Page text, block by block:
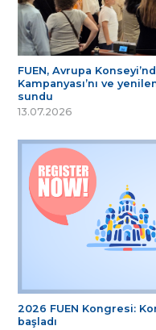
FUEN, Avrupa
Kampanyası’nı ve
sundu
13.07.2026
2026 FUEN Kongresi:
başladı